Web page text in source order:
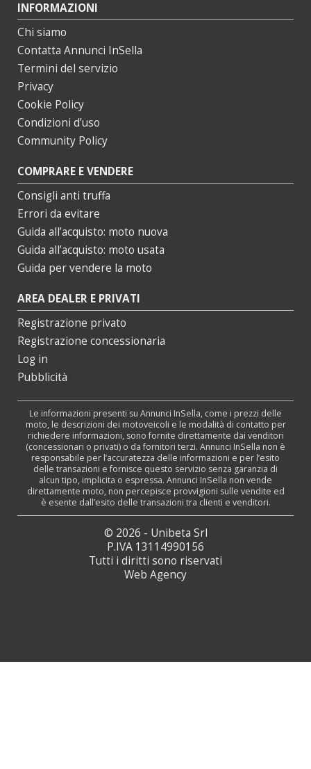
INFORMAZIONI
Chi siamo
Contatta Annunci InSella
Termini del servizio
Privacy
Cookie Policy
Condizioni d’uso
Community Policy
COMPRARE E VENDERE
Consigli anti truffa
Errori da evitare
Guida all’acquisto: moto nuova
Guida all’acquisto: moto usata
Guida per vendere la moto
AREA DEALER E PRIVATI
Registrazione privato
Registrazione concessionaria
Log in
Pubblicità
Le informazioni presenti su Annunci InSella, come i prezzi delle
moto, le descrizioni dei motoveicoli e le modalità di contatto per
richiedere informazioni, sono fornite direttamente dai venditori
(concessionari o privati) o da fornitori terzi. Annunci InSella non è
responsabile per l’accuratezza delle informazioni e per l’esito
delle transazioni e fornisce questo servizio senza garanzia di
alcun tipo, implicita o espressa. Annunci InSella non vende
direttamente moto, non percepisce provvigioni sulle vendite ed
è esente dall’esito delle transazioni tra clienti e venditori.
© 2026 - Unibeta Srl
P.IVA 13114990156
Tutti i diritti sono riservati
Web Agency